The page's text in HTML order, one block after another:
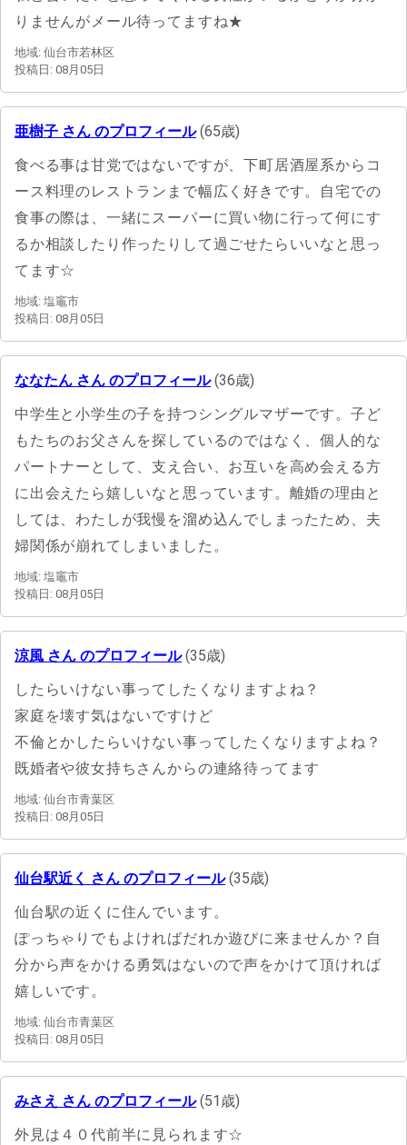
りませんがメール待ってますね★
地域: 仙台市若林区
投稿日: 08月05日
亜樹子 さん のプロフィール(65歳)
食べる事は甘党ではないですが、下町居酒屋系からコ
ース料理のレストランまで幅広く好きです。自宅での
食事の際は、一緒にスーパーに買い物に行って何にす
るか相談したり作ったりして過ごせたらいいなと思っ
てます☆
地域: 塩竈市
投稿日: 08月05日
ななたん さん のプロフィール(36歳)
中学生と小学生の子を持つシングルマザーです。子ど
もたちのお父さんを探しているのではなく、個人的な
パートナーとして、支え合い、お互いを高め会える方
に出会えたら嬉しいなと思っています。離婚の理由と
しては、わたしが我慢を溜め込んでしまったため、夫
婦関係が崩れてしまいました。
地域: 塩竈市
投稿日: 08月05日
涼風 さん のプロフィール(35歳)
したらいけない事ってしたくなりますよね？
家庭を壊す気はないですけど
不倫とかしたらいけない事ってしたくなりますよね？
既婚者や彼女持ちさんからの連絡待ってます
地域: 仙台市青葉区
投稿日: 08月05日
仙台駅近く さん のプロフィール(35歳)
仙台駅の近くに住んでいます。
ぽっちゃりでもよければだれか遊びに来ませんか？自
分から声をかける勇気はないので声をかけて頂ければ
嬉しいです。
地域: 仙台市青葉区
投稿日: 08月05日
みさえ さん のプロフィール(51歳)
外見は４０代前半に見られます☆